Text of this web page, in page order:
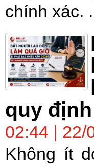
chính xác.
quy
02:44 | 22/
Không ít